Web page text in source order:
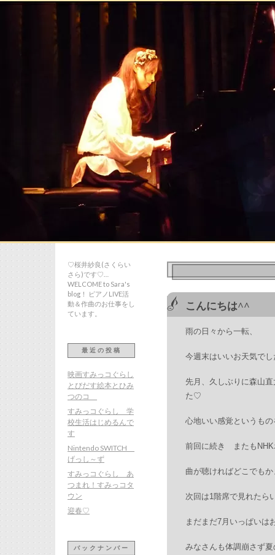
こんにちは^^
雨の日々から一転、
今週末はいいお天気でし
先月、久しぶりに森山
た♡
心地いい感覚というも
前回に続き またもNHK
曲が聴ければどこでも
次回は1階席で見れたら
まだまだ7月いっぱいは
みなさんも体調崩さず
♡桜井紗良(さくらい
さら)です♡…
WELCOME to Sara's
blog！ ピアノLIVE活
動＆作曲のお仕事をし
ています。
最近の投稿
映画すみっコぐらし
とびだす絵本とひみ
つのコ
すみっコぐらし 学
校生活はじめるんで
す
Nintendo SWITCH
げっし～ず
すみっコぐらし あ
つまれ！すみっコタ
ウン
迎春♡
バックナンバー